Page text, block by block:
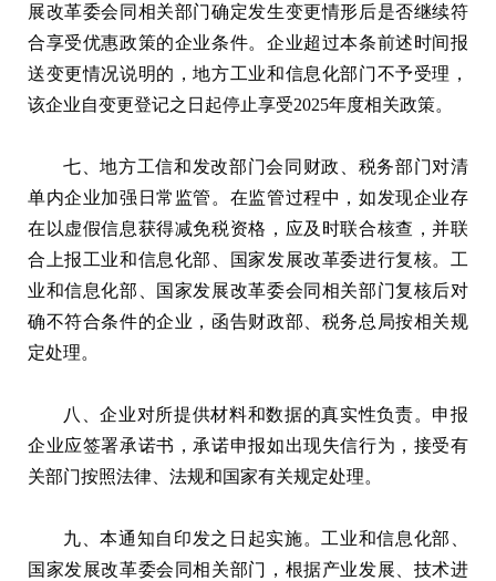
展改革委会同相关部门确定发生变更情形后是否继续符
合享受优惠政策的企业条件。企业超过本条前述时间报
送变更情况说明的，地方工业和信息化部门不予受理，
该企业自变更登记之日起停止享受2025年度相关政策。
七、地方工信和发改部门会同财政、税务部门对清
单内企业加强日常监管。在监管过程中，如发现企业存
在以虚假信息获得减免税资格，应及时联合核查，并联
合上报工业和信息化部、国家发展改革委进行复核。工
业和信息化部、国家发展改革委会同相关部门复核后对
确不符合条件的企业，函告财政部、税务总局按相关规
定处理。
八、企业对所提供材料和数据的真实性负责。申报
企业应签署承诺书，承诺申报如出现失信行为，接受有
关部门按照法律、法规和国家有关规定处理。
九、本通知自印发之日起实施。工业和信息化部、
国家发展改革委会同相关部门，根据产业发展、技术进